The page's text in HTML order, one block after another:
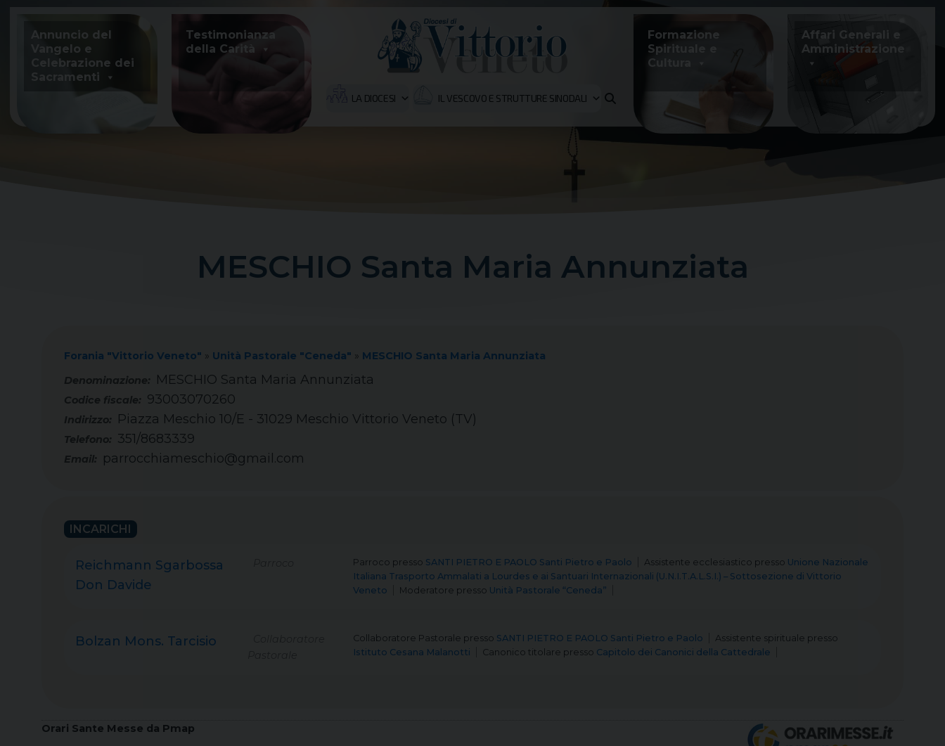
content
Annuncio del
Vangelo e
Celebrazione dei
Sacramenti
Testimonianza
della Carità
LA DIOCESI IL VESCOVO E STRUTTURE SINODALI
Formazione
Spirituale e
Cultura
Affari Generali e
Amministrazione
MESCHIO Santa Maria Annunziata
Forania "Vittorio Veneto" » Unità Pastorale "Ceneda" » MESCHIO Santa Maria Annunziata
MESCHIO Santa Maria Annunziata
Codice fiscale: 93003070260
Telefono: 351/8683339
Email: parrocchiameschio@gmail.com
Indirizzo: Piazza Meschio 10/E - 31029 Meschio Vittorio Veneto (TV)
INCARICHI
Reichmann Sgarbossa
Don Davide
Parroco presso SANTI PIETRO E PAOLO Santi Pietro e Paolo Assistente ecclesiastico presso Unione Nazionale
Italiana Trasporto Ammalati a Lourdes e ai Santuari Internazionali (U.N.I.T.A.L.S.I.) – Sottosezione di Vittorio
Veneto
Moderatore presso Unità Pastorale “Ceneda”
Bolzan Mons. Tarcisio Collaboratore Pastorale presso SANTI PIETRO E PAOLO Santi Pietro e Paolo Assistente spirituale presso
Istituto Cesana Malanotti
Canonico titolare presso Capitolo dei Canonici della Cattedrale
Orari Sante Messe da Pmap